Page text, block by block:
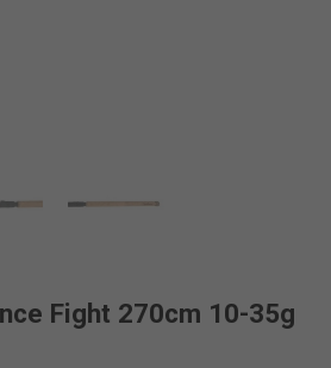
Fight 270cm 10-35g